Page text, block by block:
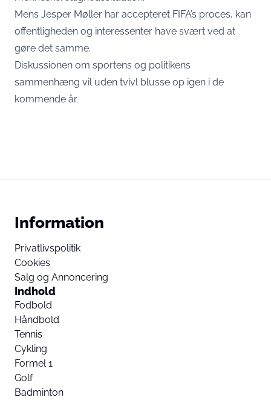
Mens Jesper Møller har accepteret FIFA’s proces, kan
offentligheden og interessenter have svært ved at
gøre det samme.
Diskussionen om sportens og politikens
sammenhæng vil uden tvivl blusse op igen i de
kommende år.
Information
Privatlivspolitik
Cookies
Salg og Annoncering
Indhold
Fodbold
Håndbold
Tennis
Cykling
Formel 1
Golf
Badminton